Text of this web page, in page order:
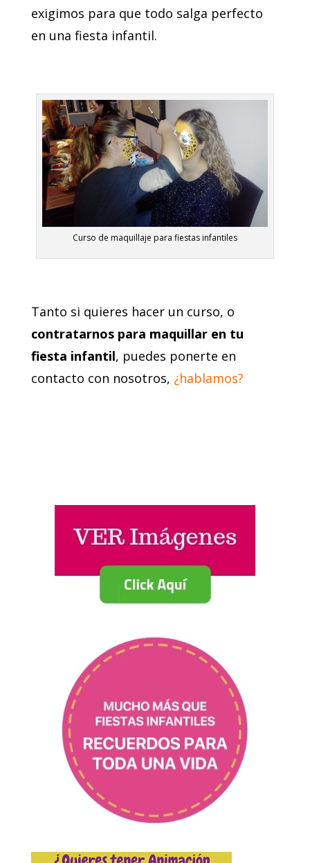
exigimos para que todo salga perfecto
en una fiesta infantil.
Curso de maquillaje para fiestas infantiles
Tanto si quieres hacer un curso, o
contratarnos para maquillar en tu
fiesta infantil, puedes ponerte en
contacto con nosotros, ¿hablamos?